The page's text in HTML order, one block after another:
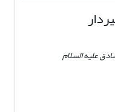
علیه السلام